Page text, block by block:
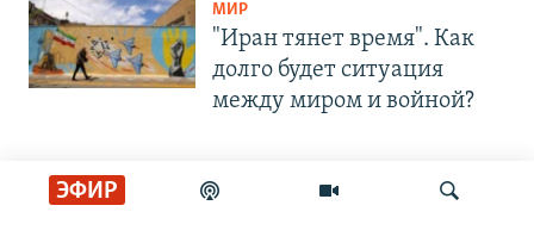
ЭФИР
МИР
"Иран тянет время". Как
долго будет ситуация
между миром и войной?
СОЦИАЛЬНЫЕ СЕТИ